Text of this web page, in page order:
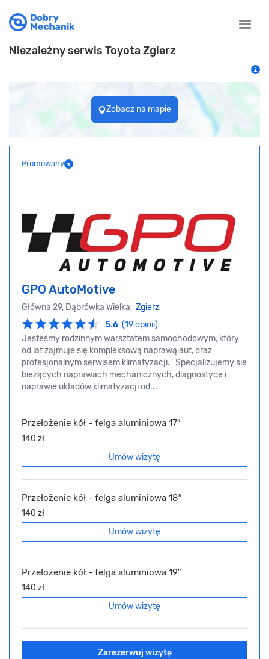
Toggle
Niezależny serwis Toyota Zgierz
Zobacz na mapie
Promowany
GPO AutoMotive
Główna 29, Dąbrówka Wielka, Zgierz
5.6 (19 opinii)
Jesteśmy rodzinnym warsztatem samochodowym, który
od lat zajmuje się kompleksową naprawą aut, oraz
profesjonalnym serwisem klimatyzacji. Specjalizujemy się
bieżących naprawach mechanicznych, diagnostyce i
naprawie układów klimatyzacji od...
Przełożenie kół - felga aluminiowa 17″
140 zł
Umów wizytę
Przełożenie kół - felga aluminiowa 18″
140 zł
Umów wizytę
Przełożenie kół - felga aluminiowa 19″
140 zł
Umów wizytę
Zarezerwuj wizytę